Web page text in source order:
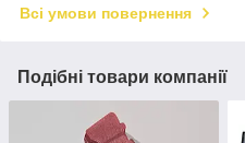
Всі умови повернення
Подібні товари компанії